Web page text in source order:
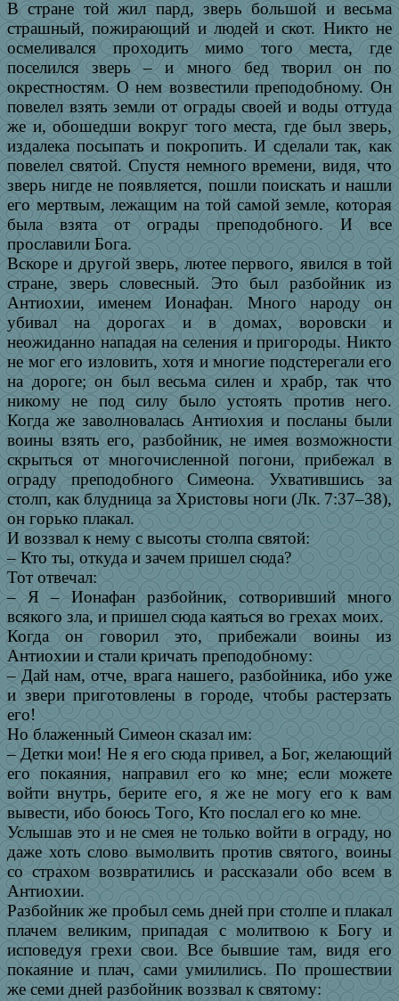
В стране той жил пард, зверь большой и весьма
страшный, пожирающий и людей и скот. Никто не
осмеливался проходить мимо того места, где
поселился зверь – и много бед творил он по
окрестностям. О нем возвестили преподобному. Он
повелел взять земли от ограды своей и воды оттуда
же и, обошедши вокруг того места, где был зверь,
издалека посыпать и покропить. И сделали так, как
повелел святой. Спустя немного времени, видя, что
зверь нигде не появляется, пошли поискать и нашли
его мертвым, лежащим на той самой земле, которая
была взята от ограды преподобного. И все
прославили Бога.
Вскоре и другой зверь, лютее первого, явился в той
стране, зверь словесный. Это был разбойник из
Антиохии, именем Ионафан. Много народу он
убивал на дорогах и в домах, воровски и
неожиданно нападая на селения и пригороды. Никто
не мог его изловить, хотя и многие подстерегали его
на дороге; он был весьма силен и храбр, так что
никому не под силу было устоять против него.
Когда же заволновалась Антиохия и посланы были
воины взять его, разбойник, не имея возможности
скрыться от многочисленной погони, прибежал в
ограду преподобного Симеона. Ухватившись за
столп, как блудница за Христовы ноги (Лк. 7:37–38),
он горько плакал.
И воззвал к нему с высоты столпа святой:
– Кто ты, откуда и зачем пришел сюда?
Тот отвечал:
– Я – Ионафан разбойник, сотворивший много
всякого зла, и пришел сюда каяться во грехах моих.
Когда он говорил это, прибежали воины из
Антиохии и стали кричать преподобному:
– Дай нам, отче, врага нашего, разбойника, ибо уже
и звери приготовлены в городе, чтобы растерзать
его!
Но блаженный Симеон сказал им:
– Детки мои! Не я его сюда привел, а Бог, желающий
его покаяния, направил его ко мне; если можете
войти внутрь, берите его, я же не могу его к вам
вывести, ибо боюсь Того, Кто послал его ко мне.
Услышав это и не смея не только войти в ограду, но
даже хоть слово вымолвить против святого, воины
со страхом возвратились и рассказали обо всем в
Антиохии.
Разбойник же пробыл семь дней при столпе и плакал
плачем великим, припадая с молитвою к Богу и
исповедуя грехи свои. Все бывшие там, видя его
покаяние и плач, сами умилились. По прошествии
же семи дней разбойник воззвал к святому: